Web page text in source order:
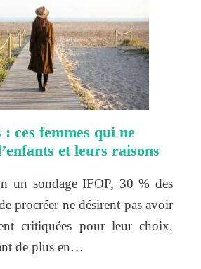
: ces femmes qui ne
et leurs raisons
un sondage IFOP, 30 % des
procréer ne désirent pas avoir
critiquées pour leur choix,
de plus en…